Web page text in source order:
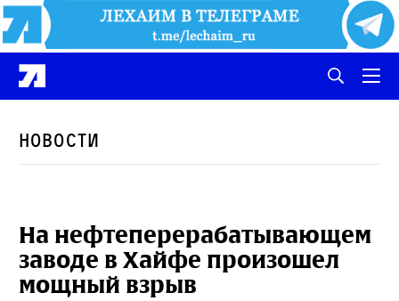
Новости
На нефтеперерабатывающем
заводе в Хайфе произошел
мощный взрыв